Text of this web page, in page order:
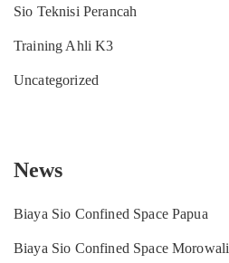
Sio Teknisi Perancah
Training Ahli K3
Uncategorized
News
Biaya Sio Confined Space Papua
Biaya Sio Confined Space Morowali